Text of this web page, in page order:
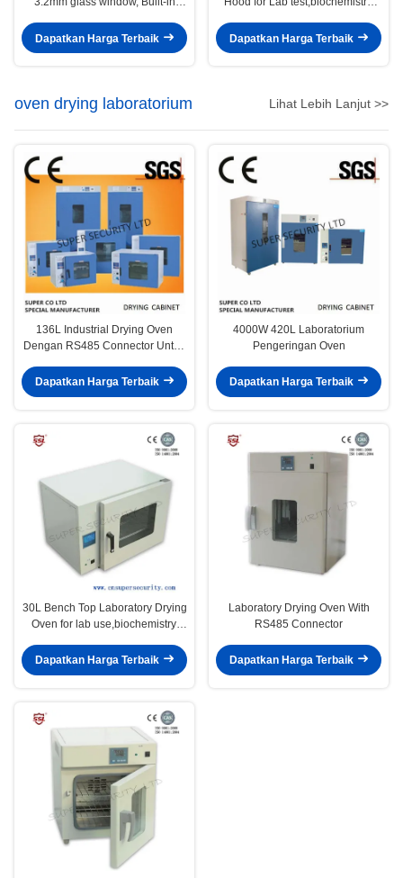
Dapatkan Harga Terbaik
chemicals
Dapatkan Harga Terbaik
oven drying laboratorium Lihat Lebih Lanjut >>
136L Industrial Drying Oven
Dengan RS485 Connector Untuk
Dapatkan Harga Terbaik
4000W 420L Laboratorium
Pengeringan Oven
Dapatkan Harga Terbaik
30L Bench Top Laboratory Drying
Oven for lab use,biochemistry,
Dapatkan Harga Terbaik
Laboratory Drying Oven With
RS485 Connector
Dapatkan Harga Terbaik